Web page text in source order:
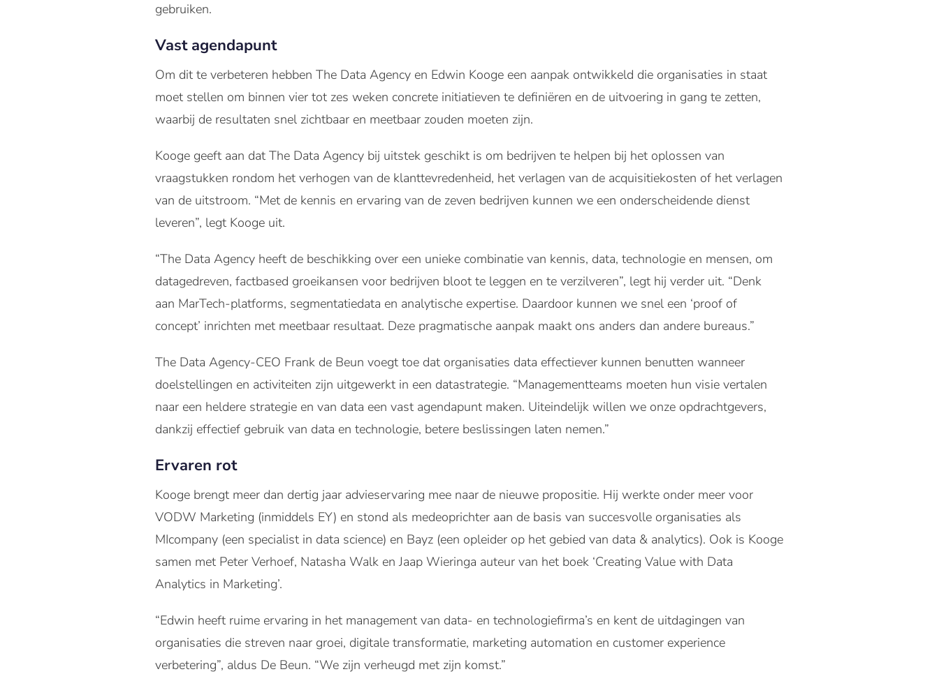
gebruiken.
Vast agendapunt
Om dit te verbeteren hebben The Data Agency en Edwin Kooge een aanpak ontwikkeld die organisaties in staat
moet stellen om binnen vier tot zes weken concrete initiatieven te definiëren en de uitvoering in gang te zetten,
waarbij de resultaten snel zichtbaar en meetbaar zouden moeten zijn.
Kooge geeft aan dat The Data Agency bij uitstek geschikt is om bedrijven te helpen bij het oplossen van
vraagstukken rondom het verhogen van de klanttevredenheid, het verlagen van de acquisitiekosten of het verlagen
van de uitstroom. “Met de kennis en ervaring van de zeven bedrijven kunnen we een onderscheidende dienst
leveren”, legt Kooge uit.
“The Data Agency heeft de beschikking over een unieke combinatie van kennis, data, technologie en mensen, om
datagedreven, factbased groeikansen voor bedrijven bloot te leggen en te verzilveren”, legt hij verder uit. “Denk
aan MarTech-platforms, segmentatiedata en analytische expertise. Daardoor kunnen we snel een ‘proof of
concept’ inrichten met meetbaar resultaat. Deze pragmatische aanpak maakt ons anders dan andere bureaus.”
The Data Agency-CEO Frank de Beun voegt toe dat organisaties data effectiever kunnen benutten wanneer
doelstellingen en activiteiten zijn uitgewerkt in een datastrategie. “Managementteams moeten hun visie vertalen
naar een heldere strategie en van data een vast agendapunt maken. Uiteindelijk willen we onze opdrachtgevers,
dankzij effectief gebruik van data en technologie, betere beslissingen laten nemen.”
Ervaren rot
Kooge brengt meer dan dertig jaar advieservaring mee naar de nieuwe propositie. Hij werkte onder meer voor
VODW Marketing (inmiddels EY) en stond als medeoprichter aan de basis van succesvolle organisaties als
MIcompany (een specialist in data science) en Bayz (een opleider op het gebied van data & analytics). Ook is Kooge
samen met Peter Verhoef, Natasha Walk en Jaap Wieringa auteur van het boek ‘Creating Value with Data
Analytics in Marketing’.
“Edwin heeft ruime ervaring in het management van data- en technologiefirma’s en kent de uitdagingen van
organisaties die streven naar groei, digitale transformatie, marketing automation en customer experience
verbetering”, aldus De Beun. “We zijn verheugd met zijn komst.”